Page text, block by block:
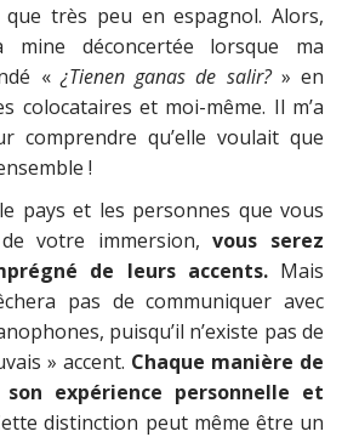
que très peu en espagnol. Alors,
mine déconcertée lorsque ma
«¿Tienen ganas de salir?» en
colocataires et moi-même. Il m’a
comprendre qu’elle voulait que
!
pays et les personnes que vous
votre immersion, vous serez
de leurs accents.Mais
pas de communiquer avec
puisqu’il n’existe pas de
» accent. Chaque manière de
expérience personnelle et
distinction peut même être un